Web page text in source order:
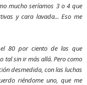
mucho seríamos 3 o 4 que
y cara lavada... Eso me
80 por ciento de las que
tal sin ir más allá. Pero como
desmedida, con las luchas
riéndome uno, que me